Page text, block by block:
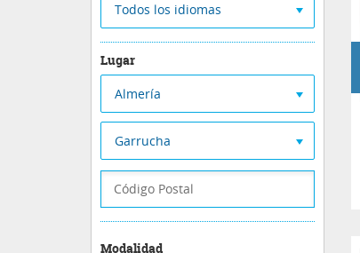
Todos los idiomas
Lugar
Almería
Garrucha
Modalidad